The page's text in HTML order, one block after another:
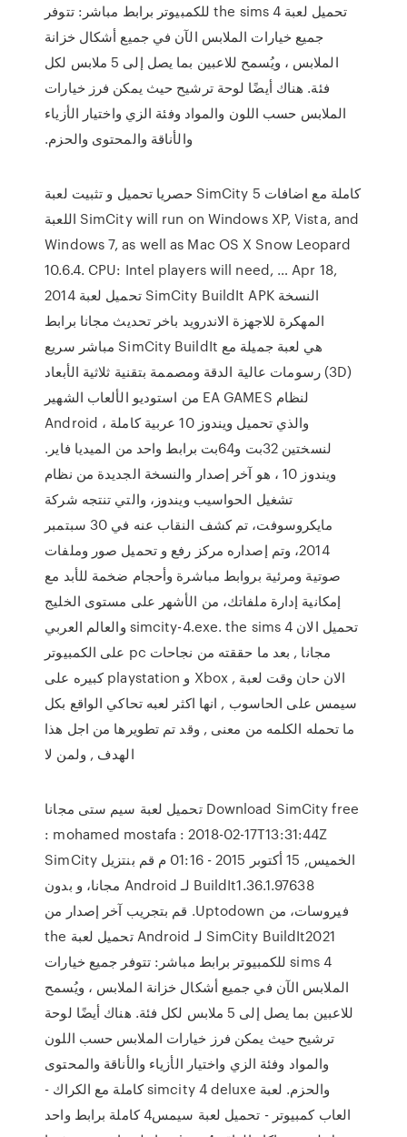
تحميل لعبة the sims 4 للكمبيوتر برابط مباشر: تتوفر
جميع خيارات الملابس الآن في جميع أشكال خزانة
الملابس ، ويُسمح للاعبين بما يصل إلى 5 ملابس لكل
فئة. هناك أيضًا لوحة ترشيح حيث يمكن فرز خيارات
الملابس حسب اللون والمواد وفئة الزي واختيار الأزياء
والأناقة والمحتوى والحزم.
حصريا تحميل و تثبيت لعبة SimCity 5 كاملة مع اضافات
اللعبة SimCity will run on Windows XP, Vista, and
Windows 7, as well as Mac OS X Snow Leopard
10.6.4. CPU: Intel players will need, … Apr 18,
2014 تحميل لعبة SimCity BuildIt APK النسخة
المهكرة للاجهزة الاندرويد باخر تحديث مجانا برابط
مباشر سريع SimCity BuildIt هي لعبة جميلة مع
رسومات عالية الدقة ومصممة بتقنية ثلاثية الأبعاد (3D)
من استوديو الألعاب الشهير EA GAMES لنظام
Android ، والذي تحميل ويندوز 10 عربية كاملة
لنسختين 32بت و64بت برابط واحد من الميديا فاير.
ويندوز 10 ‏، هو آخر إصدار والنسخة الجديدة من نظام
تشغيل الحواسيب ويندوز، والتي تنتجه شركة
مايكروسوفت، تم كشف النقاب عنه في 30 سبتمبر
2014، وتم إصداره مركز رفع و تحميل صور وملفات
صوتية ومرئية بروابط مباشرة وأحجام ضخمة للأبد مع
إمكانية إدارة ملفاتك، من الأشهر على مستوى الخليج
والعالم العربي simcity-4.exe. the sims 4 تحميل الان
على الكمبيوتر pc مجانا , بعد ما حققته من نجاحات
كبيره على playstation و Xbox , الان حان وقت لعبة
سيمس على الحاسوب , انها اكثر لعبه تحاكي الواقع بكل
ما تحمله الكلمه من معنى , وقد تم تطويرها من اجل هذا
الهدف , ولمن لا
تحميل لعبة سيم ستى مجانا Download SimCity free
: mohamed mostafa : 2018-02-17T13:31:44Z
الخميس, 15 أكتوبر 2015 - 01:16 م ‫قم بنتزيل SimCity
BuildIt1.36.1.97638 لـ Android مجانا، و بدون
فيروسات، من Uptodown. قم بتجريب آخر إصدار من
SimCity BuildIt2021 لـ Android تحميل لعبة the
sims 4 للكمبيوتر برابط مباشر: تتوفر جميع خيارات
الملابس الآن في جميع أشكال خزانة الملابس ، ويُسمح
للاعبين بما يصل إلى 5 ملابس لكل فئة. هناك أيضًا لوحة
ترشيح حيث يمكن فرز خيارات الملابس حسب اللون
والمواد وفئة الزي واختيار الأزياء والأناقة والمحتوى
والحزم. لعبة simcity 4 deluxe كاملة مع الكراك -
العاب كمبيوتر - تحميل لعبة سيمس4 كاملة برابط واحد